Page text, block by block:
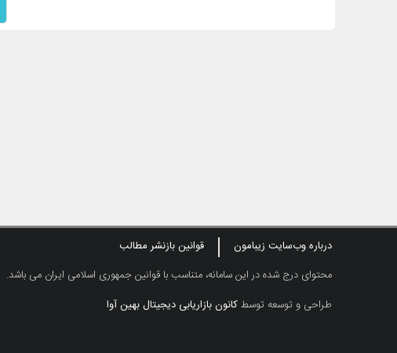
درباره وب‌سایت زیبامون
قوانین بازنشر مطالب
محتوای درج شده در این سامانه، متناسب با قوانین جمهوری اسلامی ایران می باشد.
طراحی و توسعه توسطکانون بازاریابی دیجیتال بهین آوا